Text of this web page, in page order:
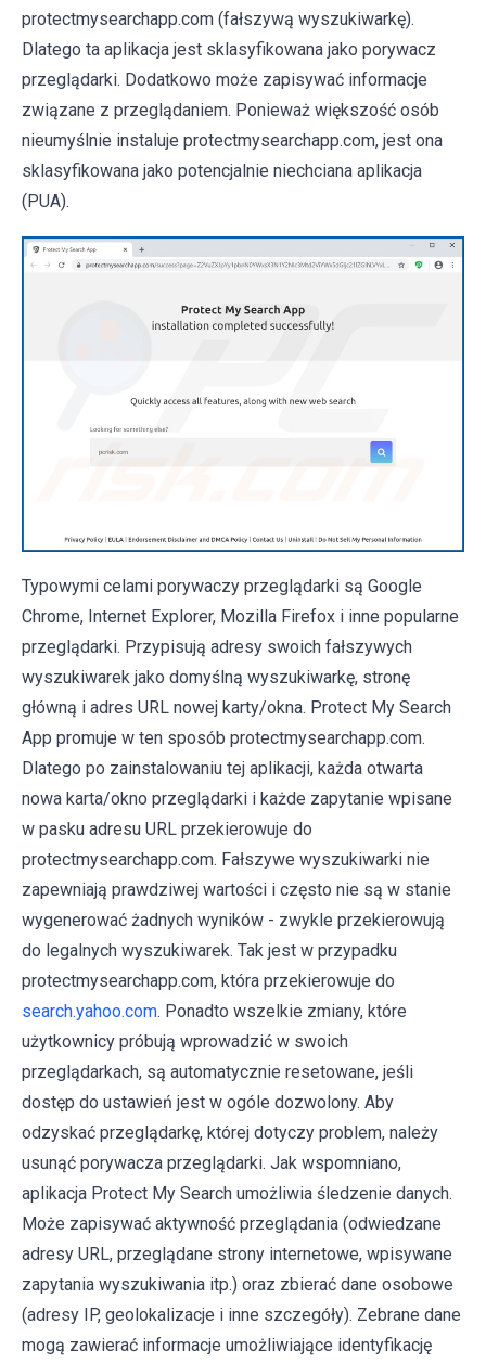
protectmysearchapp.com (fałszywą wyszukiwarkę).
Dlatego ta aplikacja jest sklasyfikowana jako porywacz
przeglądarki. Dodatkowo może zapisywać informacje
związane z przeglądaniem. Ponieważ większość osób
nieumyślnie instaluje protectmysearchapp.com, jest ona
sklasyfikowana jako potencjalnie niechciana aplikacja
(PUA).
Typowymi celami porywaczy przeglądarki są Google
Chrome, Internet Explorer, Mozilla Firefox i inne popularne
przeglądarki. Przypisują adresy swoich fałszywych
wyszukiwarek jako domyślną wyszukiwarkę, stronę
główną i adres URL nowej karty/okna. Protect My Search
App promuje w ten sposób protectmysearchapp.com.
Dlatego po zainstalowaniu tej aplikacji, każda otwarta
nowa karta/okno przeglądarki i każde zapytanie wpisane
w pasku adresu URL przekierowuje do
protectmysearchapp.com. Fałszywe wyszukiwarki nie
zapewniają prawdziwej wartości i często nie są w stanie
wygenerować żadnych wyników - zwykle przekierowują
do legalnych wyszukiwarek. Tak jest w przypadku
protectmysearchapp.com, która przekierowuje do
search.yahoo.com. Ponadto wszelkie zmiany, które
użytkownicy próbują wprowadzić w swoich
przeglądarkach, są automatycznie resetowane, jeśli
dostęp do ustawień jest w ogóle dozwolony. Aby
odzyskać przeglądarkę, której dotyczy problem, należy
usunąć porywacza przeglądarki. Jak wspomniano,
aplikacja Protect My Search umożliwia śledzenie danych.
Może zapisywać aktywność przeglądania (odwiedzane
adresy URL, przeglądane strony internetowe, wpisywane
zapytania wyszukiwania itp.) oraz zbierać dane osobowe
(adresy IP, geolokalizacje i inne szczegóły). Zebrane dane
mogą zawierać informacje umożliwiające identyfikację